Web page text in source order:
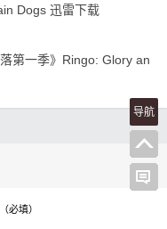
Dogs 迅雷下载
第一季》Ringo: Glory an
必填）
导航